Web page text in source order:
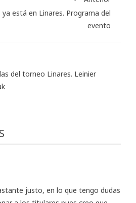
está en Linares. Programa del
evento
del torneo Linares. Leinier
justo, en lo que tengo dudas